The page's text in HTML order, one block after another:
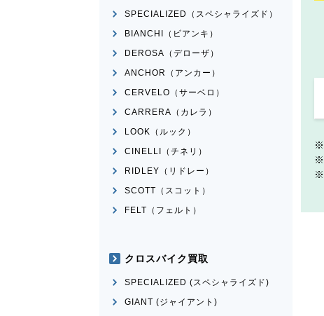
SPECIALIZED（スペシャライズド）
BIANCHI（ビアンキ）
DEROSA（デローザ）
ANCHOR（アンカー）
CERVELO（サーベロ）
CARRERA（カレラ）
LOOK（ルック）
CINELLI（チネリ）
RIDLEY（リドレー）
SCOTT（スコット）
FELT（フェルト）
クロスバイク買取
SPECIALIZED (スペシャライズド)
GIANT (ジャイアント)